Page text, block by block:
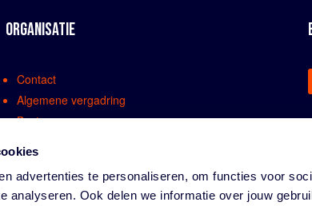
advertenties te personaliseren, om functies voor
analyseren. Ook delen we informatie over jouw
ORGANISATIE
Contact
Algemene vergadring
Bestuur
Bondsreglementen